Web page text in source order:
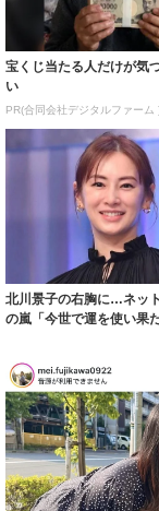
宝くじ当たる人だけが気
い
PR(合同会社デジタルファーム
北川景子の右胸に…ネッ
の嵐「今世で運を使い果